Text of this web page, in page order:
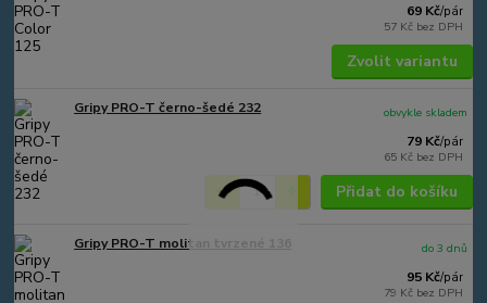
69 Kč/pár
57 Kč bez DPH
Zvolit variantu
Gripy PRO-T černo-šedé 232
79 Kč/pár
65 Kč bez DPH
obvykle skladem
Přidat do košíku
Gripy PRO-T molitan tvrzené 136
95 Kč/pár
79 Kč bez DPH
do 3 dnů